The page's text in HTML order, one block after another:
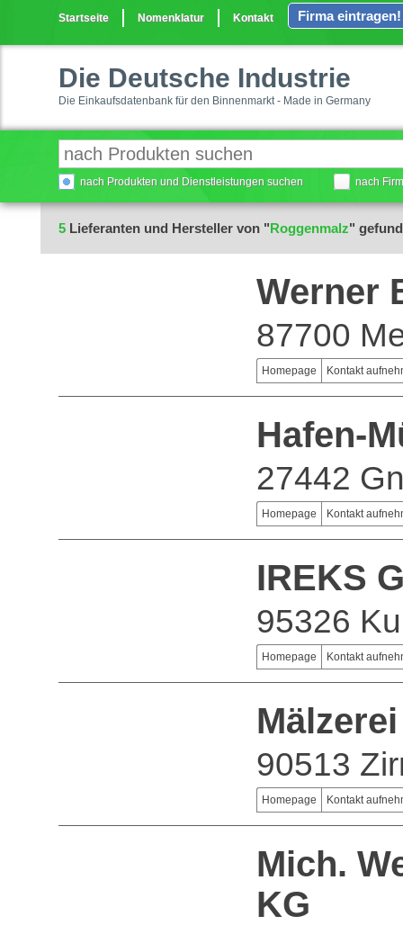
Startseite Nomenklatur Kontakt Firma eintragen!
Die Deutsche Industrie
Die Einkaufsdatenbank für den Binnenmarkt - Made in Germany
nach Produkten und Dienstleistungen suchen nach
5 Lieferanten und Hersteller von "Roggenmalz"
Werner
87700
Homepage Kontakt
Hafen-
27442
Homepage Kontakt
IREKS
95326
Homepage Kontakt
90513
Homepage Kontakt
Mich.
KG